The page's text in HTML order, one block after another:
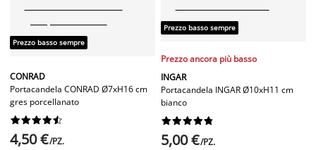
Prezzo basso sempre
CONRAD
Portacandela CONRAD Ø7xH16 cm
gres porcellanato






4,50 €/PZ.
Prezzo basso sempre
Prezzo ancora più basso
INGAR
Portacandela INGAR Ø10xH11 cm
bianco






5,00 €/PZ.